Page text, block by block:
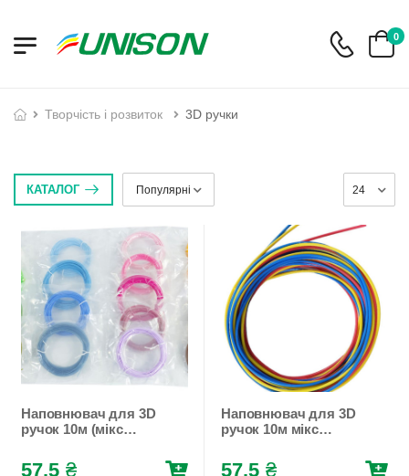
0
творчість і розвиток 3D ручки
КАТАЛОГ
Наповнювач для 3D
ручок 10м (мікс
Різнокольоровий
57.5 ₴
Наповнювач для 3D
ручок 10м мікс
Різнокольоровий
57.5 ₴